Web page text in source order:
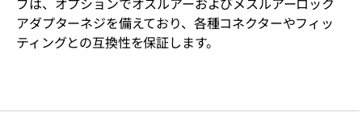
ブは、オプションでオスルアーおよびメスルアーロック
アダプターネジを備えており、各種コネクターやフィッ
ティングとの互換性を保証します。